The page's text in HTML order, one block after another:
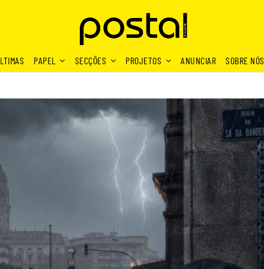
PAPEL SECÇÕES PROJETOS ANUNCIAR SOBRE NÓS